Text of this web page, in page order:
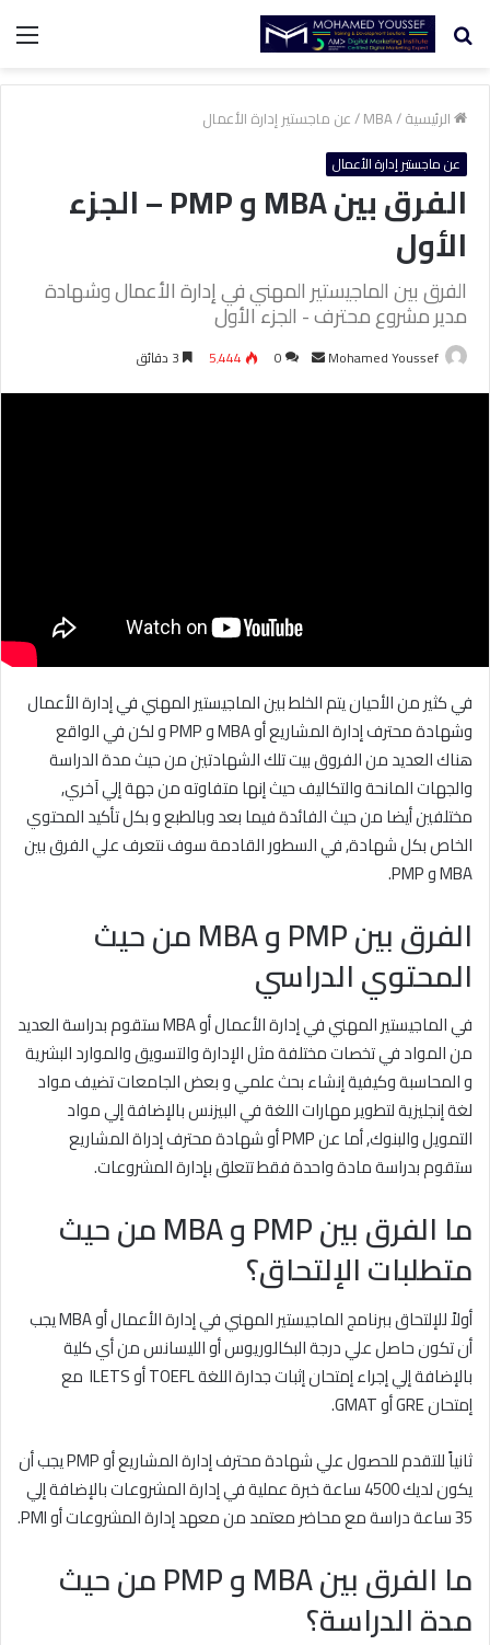
بحث
الرئيسية/
MBA
/عن ماجستير إدارة الأعمال
عن ماجستير إدارة الأعمال
الفرق بين MBA و PMP – الجزء
الأول
الفرق بين الماجيستير المهني في إدارة الأعمال وشهادة
مدير مشروع محترف - الجزء الأول
Mohamed Youssef
ت
ر
و
ن
ي
0 5٬444
في كثير من الأحيان يتم الخلط بين الماجيستير المهني في إدارة الأعمال
وشهادة محترف إدارة المشاريع أو MBA و PMP و لكن في الواقع
هناك العديد من الفروق بيت تلك الشهادتين من حيث مدة الدراسة
والجهات المانحة والتكاليف حيث إنها متفاوته من جهة إلي آخري,
مختلفين أيضا من حيث الفائدة فيما بعد وبالطبع و بكل تأكيد المحتوي
الخاص بكل شهادة, في السطور القادمة سوف نتعرف علي الفرق بين
MBA و PMP.
الفرق بين PMP و MBA من حيث
المحتوي الدراسي
في الماجيستير المهني في إدارة الأعمال أو MBA ستقوم بدراسة العديد
من المواد في تخصات مختلفة مثل الإدارة والتسويق والموارد البشرية
و المحاسبة وكيفية إنشاء بحث علمي و بعض الجامعات تضيف مواد
لغة إنجليزية لتطوير مهارات اللغة في البيزنس بالإضافة إلي مواد
التمويل والبنوك, أما عن PMP أو شهادة محترف إدراة المشاريع
ستقوم بدراسة مادة واحدة فقط تتعلق بإدارة المشروعات.
ما الفرق بين PMP و MBA من حيث
متطلبات الإلتحاق؟
أولاً للإلتحاق ببرنامج الماجيستير المهني في إدارة الأعمال أو MBA يجب
أن تكون حاصل علي درجة البكالوريوس أو الليسانس من أي كلية
بالإضافة إلي إجراء إمتحان إثبات جدارة اللغة TOEFL أو ILETS مع
إمتحان GRE أو GMAT.
ثانياً للتقدم للحصول علي شهادة محترف إدارة المشاريع أو PMP يجب أن
يكون لديك 4500 ساعة خبرة عملية في إدارة المشروعات بالإضافة إلي
35 ساعة دراسة مع محاضر معتمد من معهد إدارة المشروعات أو PMI.
ما الفرق بين MBA و PMP من حيث
مدة الدراسة؟